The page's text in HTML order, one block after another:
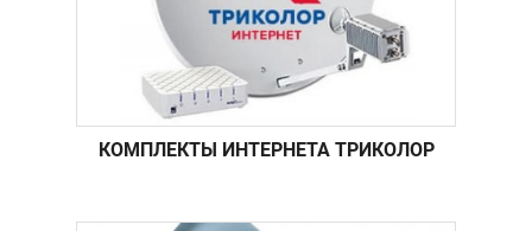
КОМПЛЕКТЫ ИНТЕРНЕТА ТРИКОЛОР